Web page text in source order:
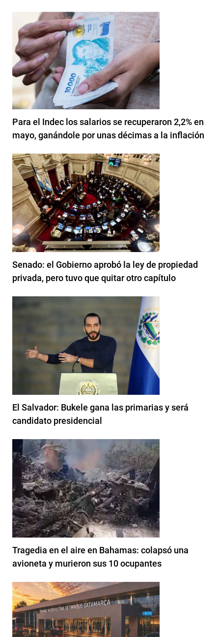
Para el Indec los salarios se recuperaron 2,2% en
mayo, ganándole por unas décimas a la inflación
Senado: el Gobierno aprobó la ley de propiedad
privada, pero tuvo que quitar otro capítulo
El Salvador: Bukele gana las primarias y será
candidato presidencial
Tragedia en el aire en Bahamas: colapsó una
avioneta y murieron sus 10 ocupantes